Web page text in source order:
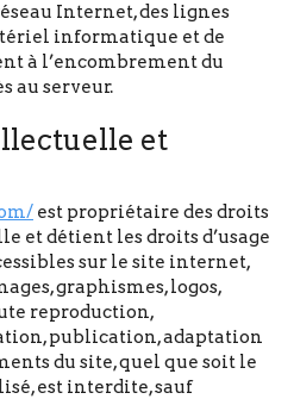
Internet, des lignes
informatique et de
à l’encombrement du
au serveur.
et
est propriétaire des droits
et détient les droits d’usage
sur le site internet,
graphismes, logos,
reproduction,
publication, adaptation
du site, quel que soit le
est interdite, sauf